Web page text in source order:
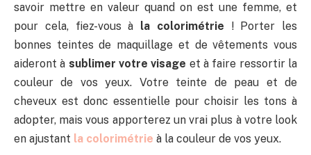
savoir mettre en valeur quand on est une femme, et
pour cela, fiez-vous à la colorimétrie ! Porter les
bonnes teintes de maquillage et de vêtements vous
aideront à sublimer votre visage et à faire ressortir la
couleur de vos yeux. Votre teinte de peau et de
cheveux est donc essentielle pour choisir les tons à
adopter, mais vous apporterez un vrai plus à votre look
en ajustant la colorimétrie à la couleur de vos yeux.